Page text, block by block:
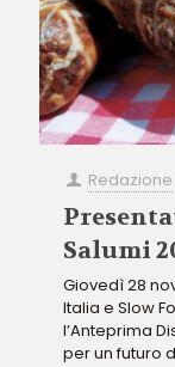
Redazione
Salumi
Giovedì 28
Italia e Slow
l’Anteprima
per un futuro